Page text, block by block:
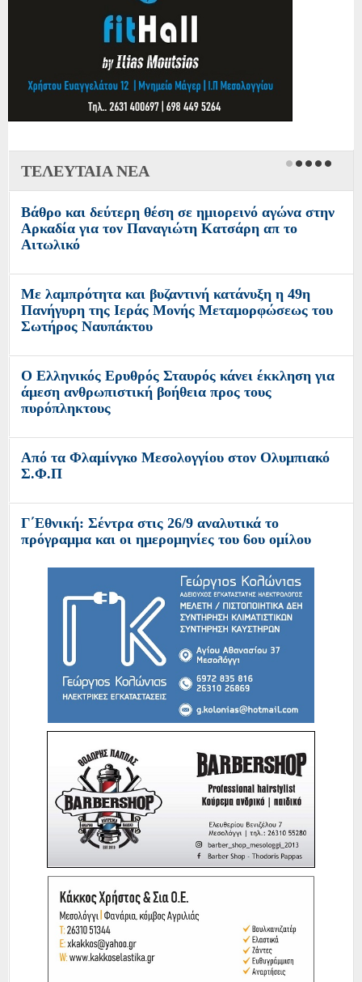
ΤΕΛΕΥΤΑΙΑ ΝΕΑ
Βάθρο και δεύτερη θέση σε ημιορεινό αγώνα στην
Αρκαδία για τον Παναγιώτη Κατσάρη απ το
Αιτωλικό
Με λαμπρότητα και βυζαντινή κατάνυξη η 49η
Πανήγυρη της Ιεράς Μονής Μεταμορφώσεως του
Σωτήρος Ναυπάκτου
Ο Ελληνικός Ερυθρός Σταυρός κάνει έκκληση για
άμεση ανθρωπιστική βοήθεια προς τους
πυρόπληκτους
Από τα Φλαμίνγκο Μεσολογγίου στον Ολυμπιακό
Σ.Φ.Π
Γ΄Εθνική: Σέντρα στις 26/9 αναλυτικά το
πρόγραμμα και οι ημερομηνίες του 6ου ομίλου